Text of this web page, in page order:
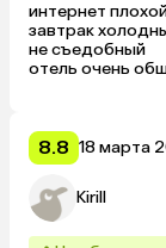
интернет
завтрак
не съедобный
отель очень
реально
8.8 18 марта
Kirill